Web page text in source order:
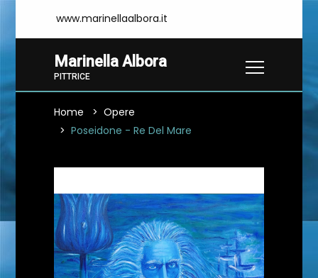
www.marinellaalbora.it
Marinella Albora
PITTRICE
Home
Opere
Poseidone - Re Del Mare